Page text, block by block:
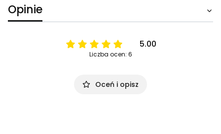
Opinie
5.00
Liczba ocen: 6
Oceń i opisz